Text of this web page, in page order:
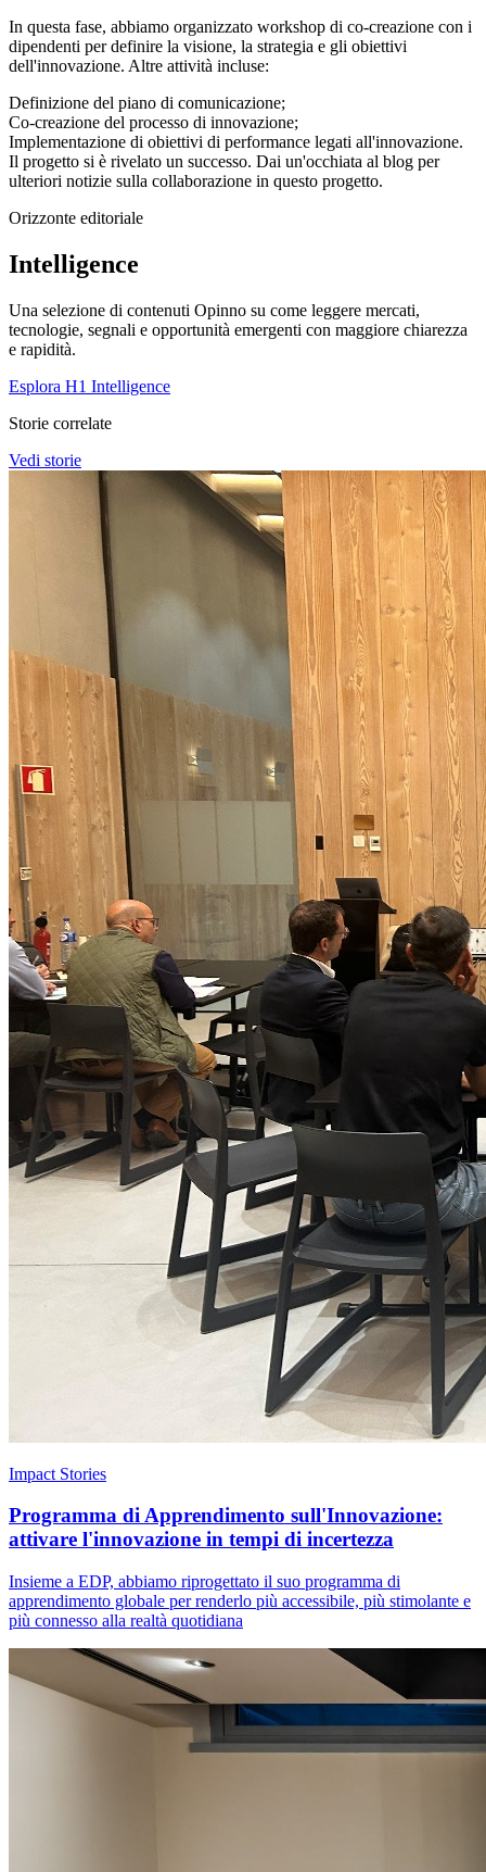
In questa fase, abbiamo organizzato workshop di co-creazione con i
dipendenti per definire la visione, la strategia e gli obiettivi
dell'innovazione. Altre attività incluse:
Definizione del piano di comunicazione;
Co-creazione del processo di innovazione;
Implementazione di obiettivi di performance legati all'innovazione.
Il progetto si è rivelato un successo. Dai un'occhiata al blog per
ulteriori notizie sulla collaborazione in questo progetto.
Orizzonte editoriale
Intelligence
Una selezione di contenuti Opinno su come leggere mercati,
tecnologie, segnali e opportunità emergenti con maggiore chiarezza
e rapidità.
Esplora H1 Intelligence
Storie correlate
Vedi storie
Impact Stories
Programma di Apprendimento sull'Innovazione:
attivare l'innovazione in tempi di incertezza
Insieme a EDP, abbiamo riprogettato il suo programma di
apprendimento globale per renderlo più accessibile, più stimolante e
più connesso alla realtà quotidiana